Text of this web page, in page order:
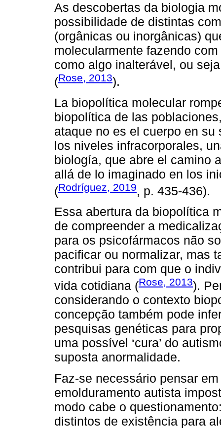
As descobertas da biologia
possibilidade de distintas
(orgânicas ou inorgânicas)
molecularmente fazendo
como algo inalterável, ou
(Rose, 2013).
La biopolítica molecular
biopolítica de las
ataque no es el cuerpo en
los niveles infracorporales,
biología, que abre el camino
allá de lo imaginado en los
(Rodríguez, 2019, p. 435-436).
Essa abertura da biopolítica
de compreender a
para os psicofármacos não
pacificar ou normalizar, mas
contribui para com que o
vida cotidiana (Rose, 2013).
considerando o contexto
concepção também pode
pesquisas genéticas para
uma possível ‘cura’ do
suposta anormalidade.
Faz-se necessário pensar
emolduramento autista
modo cabe o
distintos de existência para